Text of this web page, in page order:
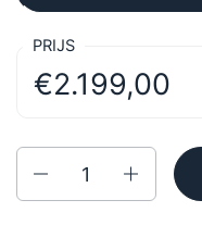
PRIJS
€2.199,00